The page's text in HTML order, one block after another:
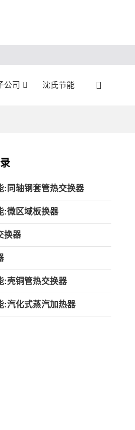
公司 沈氏节能
:同轴钢套管热交换器
:微区域板换器
换器
:壳铜管热交换器
:汽化式蒸汽加热器